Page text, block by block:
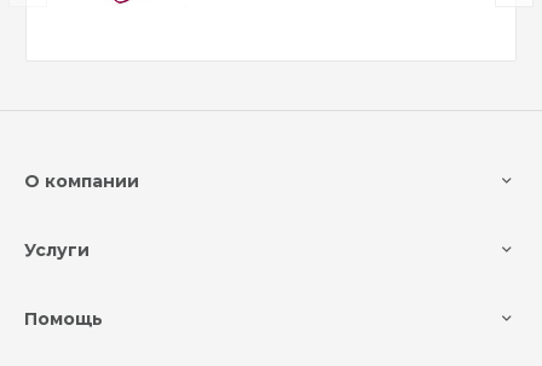
О компании
Услуги
Помощь